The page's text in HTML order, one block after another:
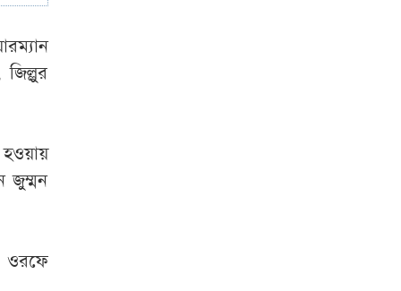
জুম্মন
ওরফে